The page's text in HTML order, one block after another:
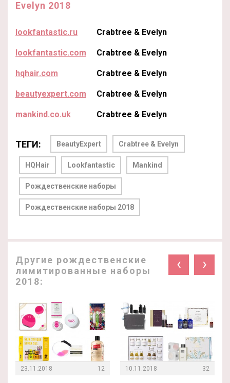
Evelyn 2018
lookfantastic.ru Crabtree & Evelyn
lookfantastic.com Crabtree & Evelyn
hqhair.com Crabtree & Evelyn
beautyexpert.com Crabtree & Evelyn
mankind.co.uk Crabtree & Evelyn
ТЕГИ: BeautyExpert Crabtree & Evelyn
HQHair Lookfantastic Mankind
Рождественские наборы
Рождественские наборы 2018
Другие рождественские
лимитированные наборы
2018:
‹ ›
23.11.2018 12 10.11.2018 32